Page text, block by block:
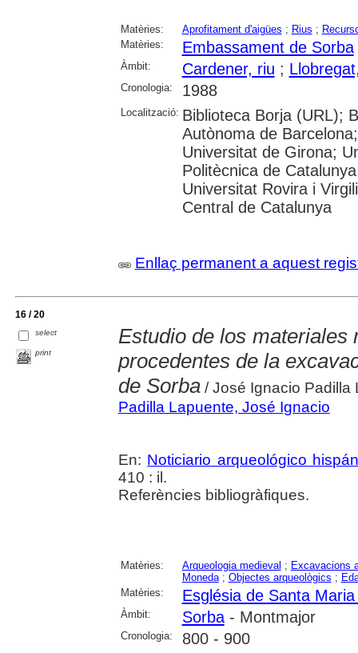
Matèries: Aprofitament d'aigües ; Rius ;
Matèries:
Embassament de Sorba
Àmbit: Cardener, riu ;
Cronologia: 1988
Localització: Biblioteca Borja (URL);
Autònoma de
Universitat de Girona;
Politècnica de
Universitat Rovira i
Central de Catalunya
Enllaç permanent a aquest
16 / 20
select
print
Estudio de los materiales
procedentes de la
de Sorba/ José Ignacio Padilla
Padilla Lapuente, José Ignacio
En: Noticiario arqueológico
410 : il.
Referències bibliogràfiques.
Matèries: Arqueologia medieval ; Excavacions
Moneda; Objectes arqueològics ;
Matèries:
Església de Santa
Àmbit: Sorba- Montmajor
Cronologia: 800 - 900